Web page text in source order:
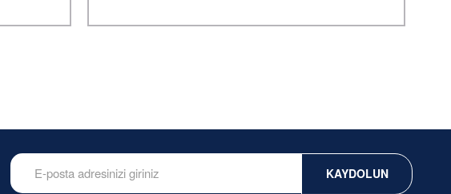
KAYDOLUN